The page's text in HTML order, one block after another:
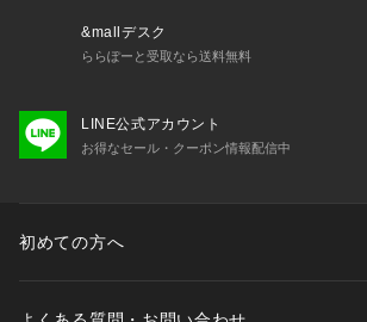
&mallデスク
ららぽーと受取なら送料無料
LINE公式アカウント
お得なセール・クーポン情報配信中
初めての方へ